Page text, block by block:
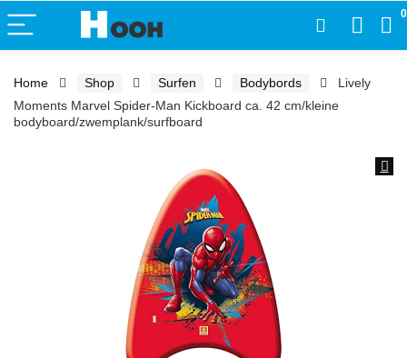
0
Home Shop Surfen Bodybords
Lively
Moments Marvel Spider-Man Kickboard ca. 42 cm/kleine
bodyboard/zwemplank/surfboard